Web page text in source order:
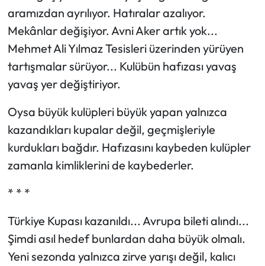
aramızdan ayrılıyor. Hatıralar azalıyor.
Mekânlar değişiyor. Avni Aker artık yok...
Mehmet Ali Yılmaz Tesisleri üzerinden yürüyen
tartışmalar sürüyor... Kulübün hafızası yavaş
yavaş yer değiştiriyor.
Oysa büyük kulüpleri büyük yapan yalnızca
kazandıkları kupalar değil, geçmişleriyle
kurdukları bağdır. Hafızasını kaybeden kulüpler
zamanla kimliklerini de kaybederler.
* * *
Türkiye Kupası kazanıldı... Avrupa bileti alındı...
Şimdi asıl hedef bunlardan daha büyük olmalı.
Yeni sezonda yalnızca zirve yarışı değil, kalıcı